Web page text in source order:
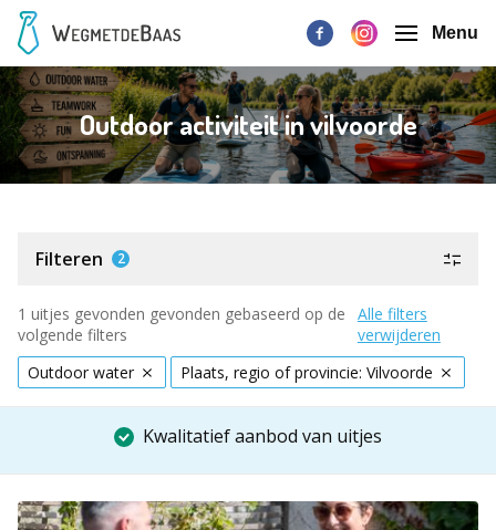
Menu
Outdoor activiteit in vilvoorde
Filteren 2
1 uitjes gevonden gevonden gebaseerd op de
volgende filters
Alle filters
verwijderen
Outdoor water
Plaats, regio of provincie: Vilvoorde
Kwalitatief aanbod van uitjes